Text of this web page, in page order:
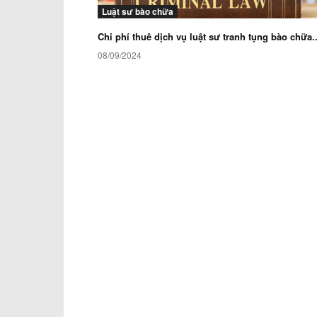
Luật sư bào chữa
Chi phí thuê dịch vụ luật sư tranh tụng bào
08/09/2024